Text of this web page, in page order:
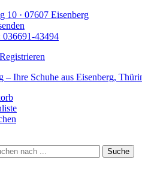
10 · 07607 Eisenberg
036691-43494
Suche